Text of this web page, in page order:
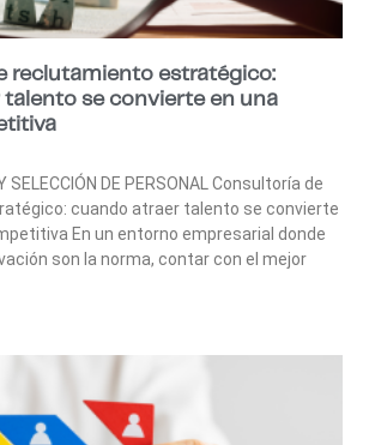
reclutamiento estratégico:
se convierte en una
SELECCIÓN DE PERSONAL Consultoría de
cuando atraer talento se convierte
En un entorno empresarial donde
son la norma, contar con el mejor